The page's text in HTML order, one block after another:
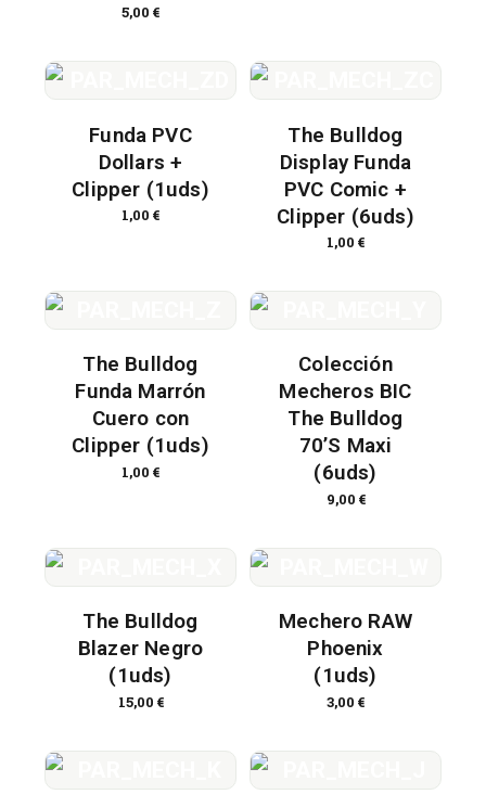
5,00 €
Funda PVC
Dollars +
Clipper (1uds)
1,00 €
The Bulldog
Display Funda
PVC Comic +
Clipper (6uds)
1,00 €
The Bulldog
Funda Marrón
Cuero con
Clipper (1uds)
1,00 €
Colección
Mecheros BIC
The Bulldog
70’S Maxi
(6uds)
9,00 €
The Bulldog
Blazer Negro
(1uds)
15,00 €
Mechero RAW
Phoenix
(1uds)
3,00 €